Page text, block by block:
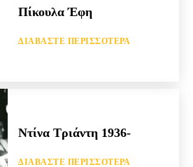
Πίκουλα Έφη
ΔΙΑΒΆΣΤΕ ΠΕΡΙΣΣΌΤΕΡΑ
Ντίνα Τριάντη 1936-
ΔΙΑΒΆΣΤΕ ΠΕΡΙΣΣΌΤΕΡΑ